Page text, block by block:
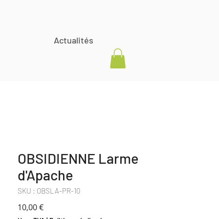
Actualités
OBSIDIENNE Larme
d'Apache
SKU : OBSLA-PR-10
10,00 €Prix